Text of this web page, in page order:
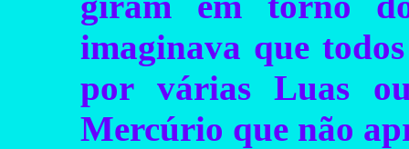
imaginava que
por várias Luas
Mercúrio que não